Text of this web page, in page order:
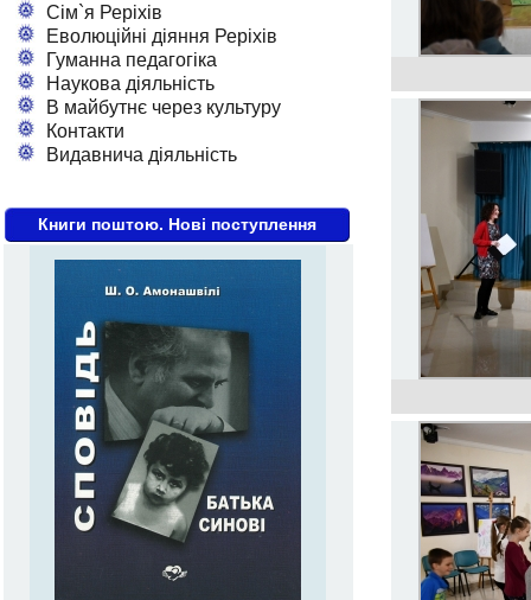
Сім`я Реріхів
Еволюційні діяння Реріхів
Гуманна педагогіка
Наукова діяльність
В майбутнє через культуру
Контакти
Видавнича діяльність
Книги поштою. Нові поступлення